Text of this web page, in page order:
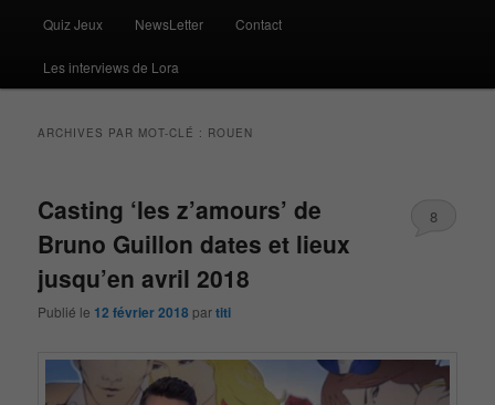
Quiz Jeux NewsLetter Contact
Les interviews de Lora
ARCHIVES PAR MOT-CLÉ : ROUEN
Casting ‘les z’amours’ de
Bruno Guillon dates et lieux
jusqu’en avril 2018
Publié le 12 février 2018 partiti
8